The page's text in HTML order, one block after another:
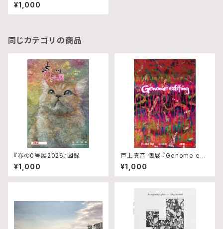
¥1,000
同じカテゴリの商品
『春の0号展2026』図録
¥1,000
戸上真音 個展 『Genome edit
ing』図録
¥1,000